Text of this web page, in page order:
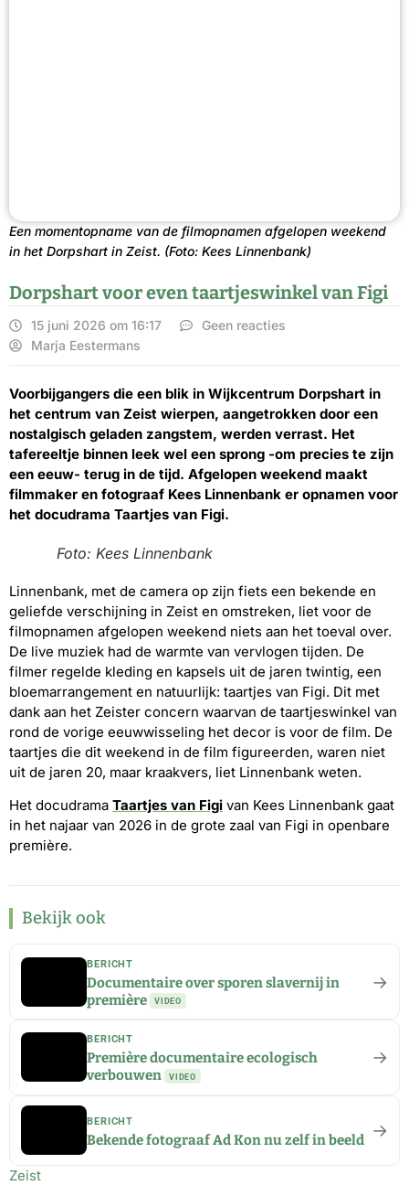
Een momentopname van de filmopnamen afgelopen weekend
in het Dorpshart in Zeist. (Foto: Kees Linnenbank)
Dorpshart voor even taartjeswinkel van Figi
15 juni 2026 om 16:17
Geen reacties
Marja Eestermans
Voorbijgangers die een blik in Wijkcentrum Dorpshart in
het centrum van Zeist wierpen, aangetrokken door een
nostalgisch geladen zangstem, werden verrast. Het
tafereeltje binnen leek wel een sprong -om precies te zijn
een eeuw- terug in de tijd. Afgelopen weekend maakt
filmmaker en fotograaf Kees Linnenbank er opnamen voor
het docudrama Taartjes van Figi.
Foto: Kees Linnenbank
Linnenbank, met de camera op zijn fiets een bekende en
geliefde verschijning in Zeist en omstreken, liet voor de
filmopnamen afgelopen weekend niets aan het toeval over.
De live muziek had de warmte van vervlogen tijden. De
filmer regelde kleding en kapsels uit de jaren twintig, een
bloemarrangement en natuurlijk: taartjes van Figi. Dit met
dank aan het Zeister concern waarvan de taartjeswinkel van
rond de vorige eeuwwisseling het decor is voor de film. De
taartjes die dit weekend in de film figureerden, waren niet
uit de jaren 20, maar kraakvers, liet Linnenbank weten.
Het docudrama Taartjes van Figi van Kees Linnenbank gaat
in het najaar van 2026 in de grote zaal van Figi in openbare
première.
Bekijk ook
BERICHT
Documentaire over sporen slavernij in
première
VIDEO
→
BERICHT
Première documentaire ecologisch
verbouwen
VIDEO
→
BERICHT
Bekende fotograaf Ad Kon nu zelf in beeld →
Zeist